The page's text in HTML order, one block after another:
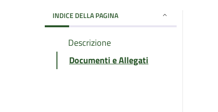
INDICE DELLA PAGINA
Descrizione
Documenti e Allegati